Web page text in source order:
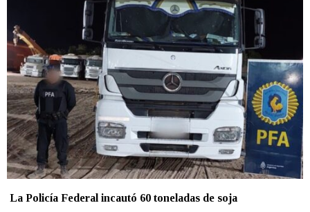
La Policía Federal incautó 60 toneladas de soja